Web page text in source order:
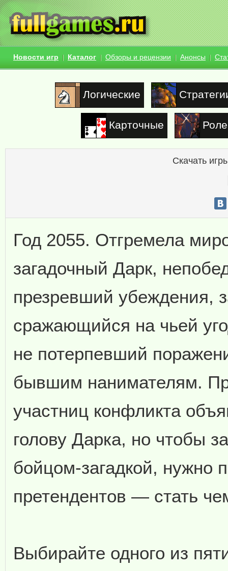
Новости игр Каталог Обзоры и рецензии Анонсы
Логические
Карточные
Скачать
Год 2055. Отгремела
загадочный Дарк,
презревший убеждения,
сражающийся на чьей
не потерпевший
бывшим нанимателям.
участниц конфликта
голову Дарка, но чтобы
бойцом-загадкой, нужно
претендентов — стать
Выбирайте одного из